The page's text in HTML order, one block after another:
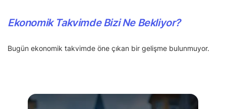
Ekonomik Takvimde Bizi Ne Bekliyor?
Bugün ekonomik takvimde öne çıkan bir gelişme bulunmuyor.